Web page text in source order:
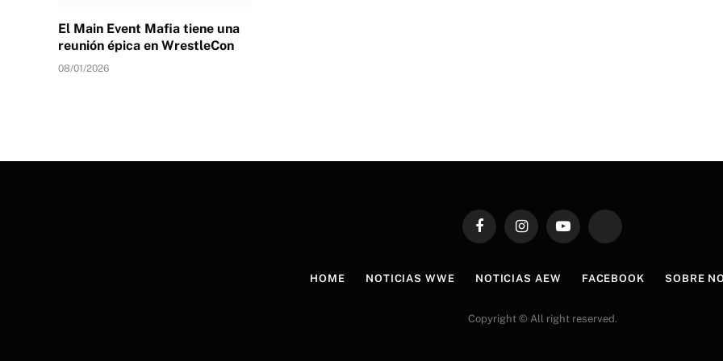
El Main Event Mafia tiene una
reunión épica en WrestleCon
08/01/2026
FacebookInstagramYouTube TikTok
HOME NOTICIAS WWE NOTICIAS AEW FACEBOOK SOBRE
Copyright © All right reserved.